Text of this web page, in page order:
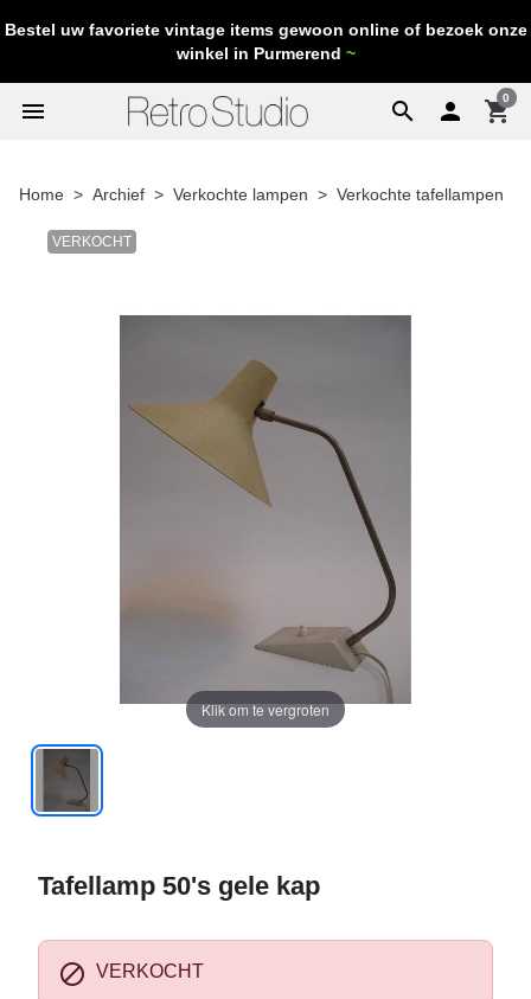
Bestel uw favoriete vintage items gewoon online of bezoek onze
winkel in Purmerend ~
search
menu  shopping_cart
0
Home Archief Verkochte lampen Verkochte tafellampen
VERKOCHT
Klik om te vergroten
Tafellamp 50's gele kap
 VERKOCHT